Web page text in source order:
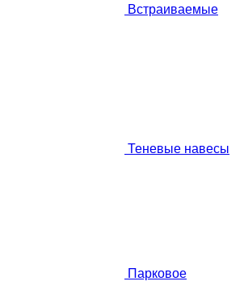
Встраиваемые
Теневые навесы
Парковое